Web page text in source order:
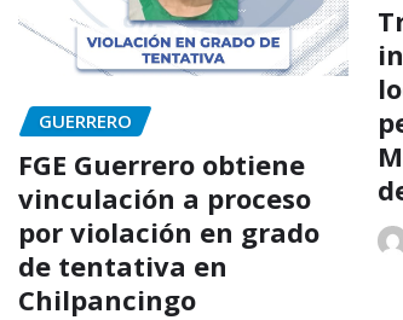
GUERRERO
FGE Guerrero obtiene
vinculación a proceso
por violación en grado
de tentativa en
Chilpancingo